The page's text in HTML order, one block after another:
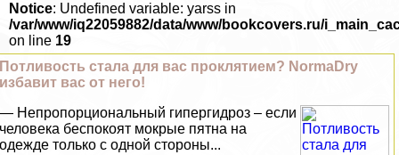
Notice: Undefined variable: yarss in
/var/www/iq22059882/data/www/bookcovers.ru/
on line 19
Потливость стала для вас проклятием? NormaDry
избавит вас от него!
— Непропорциональный гипергидроз – если
человека беспокоят мокрые пятна на
одежде только с одной стороны...